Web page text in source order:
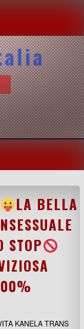
LA BELLA
STOP
KANELA TRANS